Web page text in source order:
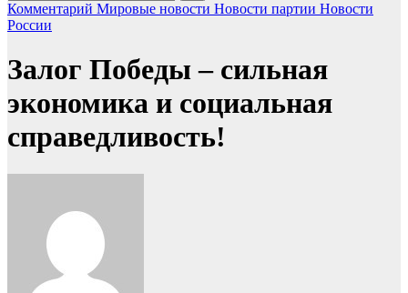
Комментарий Мировые новости Новости партии Новости
России
Залог Победы – сильная
экономика и социальная
справедливость!